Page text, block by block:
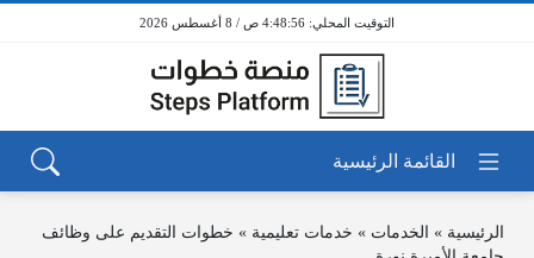
4:48:56 ص / 8 أغسطس 2026
الرئيسية » الخدمات » خدمات تعليمية » خطوات التقديم على وظائف